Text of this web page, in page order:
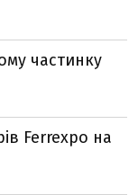
частинку
Ferrexpo на